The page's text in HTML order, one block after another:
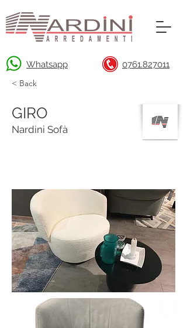
Whatsapp
0761.827011
< Back
GIRO
Nardini Sofà